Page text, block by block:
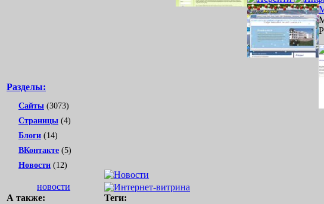
Разделы:
Сайты (3073)
Страницы (4)
Блоги (14)
ВКонтакте (5)
Новости (12)
новости
А также:
Теги: